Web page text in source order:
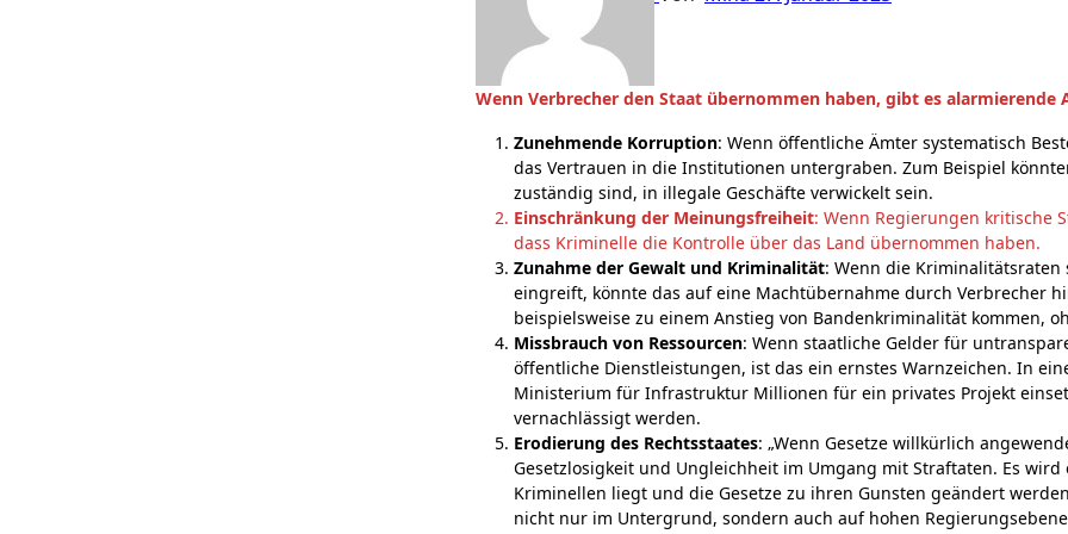
Wenn Verbrecher den Staat übernommen haben, gibt es
Zunehmende Korruption: Wenn öffentliche Ämter systematisch
das Vertrauen in die Institutionen untergraben. Zum Beispiel
zuständig sind, in illegale Geschäfte verwickelt sein.
Einschränkung der Meinungsfreiheit: Wenn Regierungen kritische
dass Kriminelle die Kontrolle über das Land übernommen haben.
Zunahme der Gewalt und Kriminalität: Wenn die
eingreift, könnte das auf eine Machtübernahme durch Verbrecher
beispielsweise zu einem Anstieg von Bandenkriminalität kommen,
Missbrauch von Ressourcen: Wenn staatliche Gelder für
öffentliche Dienstleistungen, ist das ein ernstes Warnzeichen. In
Ministerium für Infrastruktur Millionen für ein privates Projekt
vernachlässigt werden.
Erodierung des Rechtsstaates: „Wenn Gesetze willkürlich
Gesetzlosigkeit und Ungleichheit im Umgang mit Straftaten. Es
Kriminellen liegt und die Gesetze zu ihren Gunsten geändert
nicht nur im Untergrund, sondern auch auf hohen